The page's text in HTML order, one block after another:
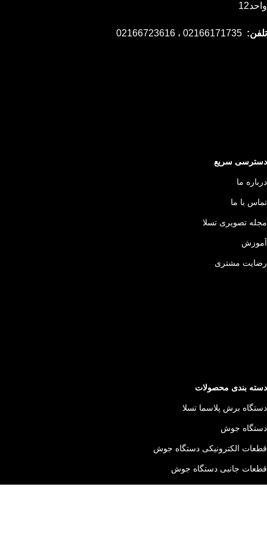
واحد12
تلفن:
دسترسی سریع
درباره ما
تماس با ما
مجله تصویری تسلا
آموزش
رضایت مشتری
دسته بندی محصولات
دستگاه برش پلاسما تسلا
دستگاه جوش
قطعات الکترونیکی دستگاه جوش
قطعات جانبی دستگاه جوش